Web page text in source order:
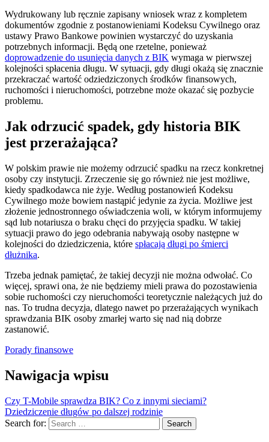
Wydrukowany lub ręcznie zapisany wniosek wraz z kompletem
dokumentów zgodnie z postanowieniami Kodeksu Cywilnego oraz
ustawy Prawo Bankowe powinien wystarczyć do uzyskania
potrzebnych informacji. Będą one rzetelne, ponieważ
doprowadzenie do usunięcia danych z BIK wymaga w pierwszej
kolejności spłacenia długu. W sytuacji, gdy długi okażą się znacznie
przekraczać wartość odziedziczonych środków finansowych,
ruchomości i nieruchomości, potrzebne może okazać się pozbycie
problemu.
Jak odrzucić spadek, gdy historia BIK
jest przerażająca?
W polskim prawie nie możemy odrzucić spadku na rzecz konkretnej
osoby czy instytucji. Zrzeczenie się go również nie jest możliwe,
kiedy spadkodawca nie żyje. Według postanowień Kodeksu
Cywilnego może bowiem nastąpić jedynie za życia. Możliwe jest
złożenie jednostronnego oświadczenia woli, w którym informujemy
sąd lub notariusza o braku chęci do przyjęcia spadku. W takiej
sytuacji prawo do jego odebrania nabywają osoby następne w
kolejności do dziedziczenia, które spłacają długi po śmierci
dłużnika.
Trzeba jednak pamiętać, że takiej decyzji nie można odwołać. Co
więcej, sprawi ona, że nie będziemy mieli prawa do pozostawienia
sobie ruchomości czy nieruchomości teoretycznie należących już do
nas. To trudna decyzja, dlatego nawet po przerażających wynikach
sprawdzania BIK osoby zmarłej warto się nad nią dobrze
zastanowić.
Porady finansowe
Nawigacja wpisu
Czy T-Mobile sprawdza BIK? Co z innymi sieciami?
Dziedziczenie długów po dalszej rodzinie
Search for:
Search